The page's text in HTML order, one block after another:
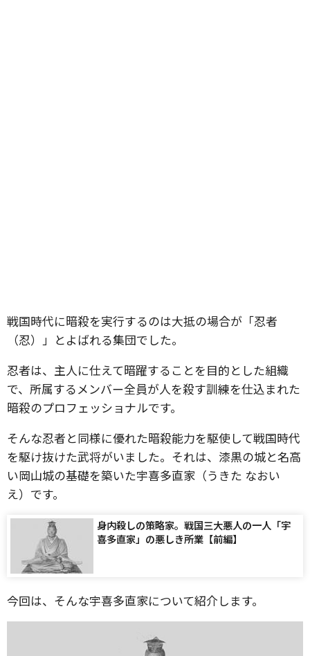
戦国時代に暗殺を実行するのは大抵の場合が「忍者
（忍）」とよばれる集団でした。
忍者は、主人に仕えて暗躍することを目的とした組織
で、所属するメンバー全員が人を殺す訓練を仕込まれた
暗殺のプロフェッショナルです。
そんな忍者と同様に優れた暗殺能力を駆使して戦国時代
を駆け抜けた武将がいました。それは、漆黒の城と名高
い岡山城の基礎を築いた宇喜多直家（うきた なおい
え）です。
身内殺しの策略家。戦国三大悪人の一人「宇
喜多直家」の悪しき所業【前編】
今回は、そんな宇喜多直家について紹介します。